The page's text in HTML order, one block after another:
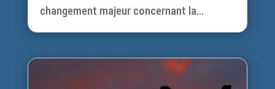
changement majeur concernant la...